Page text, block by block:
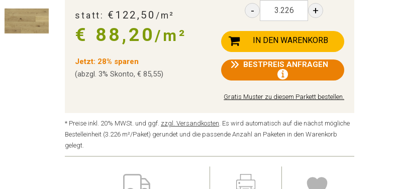
statt: €122,50 /m²
€ 88,20/m²
Jetzt: 28% sparen
(abzgl. 3% Skonto, € 85,55)
- +
IN DEN WARENKORB
BESTPREIS ANFRAGEN
Gratis Muster zu diesem Parkett bestellen.
* Preise inkl. 20% MWSt. und ggf. zzgl. Versandkosten . Es wird automatisch auf die nächst mögliche
Bestelleinheit (3.226 m²/Paket) gerundet und die passende Anzahl an Paketen in den Warenkorb
gelegt.